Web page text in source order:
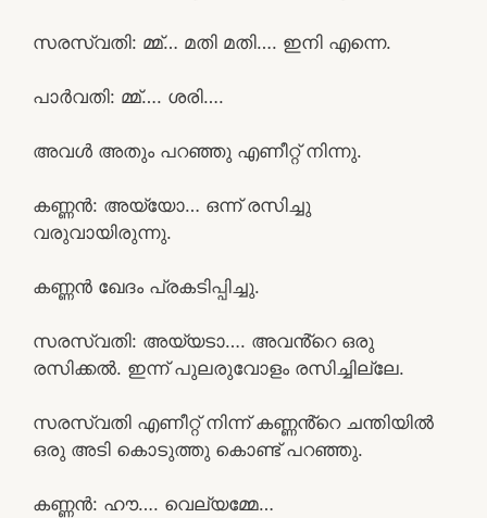
സരസ്വതി: മ്മ്… മതി മതി…. ഇനി എന്നെ.
പാർവതി: മ്മ്…. ശരി….
അവൾ അതും പറഞ്ഞു എണീറ്റ് നിന്നു.
കണ്ണൻ: അയ്യോ… ഒന്ന് രസിച്ചു
വരുവായിരുന്നു.
കണ്ണൻ ഖേദം പ്രകടിപ്പിച്ചു.
സരസ്വതി: അയ്യടാ…. അവൻ്റെ ഒരു
രസിക്കൽ. ഇന്ന് പുലരുവോളം രസിച്ചില്ലേ.
സരസ്വതി എണീറ്റ് നിന്ന് കണ്ണൻ്റെ ചന്തിയിൽ
ഒരു അടി കൊടുത്തു കൊണ്ട് പറഞ്ഞു.
കണ്ണൻ: ഹൗ…. വെല്യമ്മേ…